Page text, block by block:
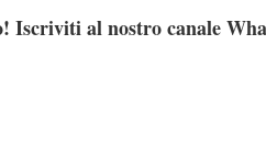
Iscriviti al nostro canale